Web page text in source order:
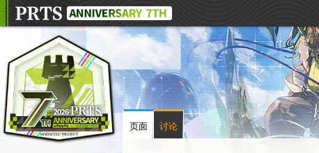
页面 讨论